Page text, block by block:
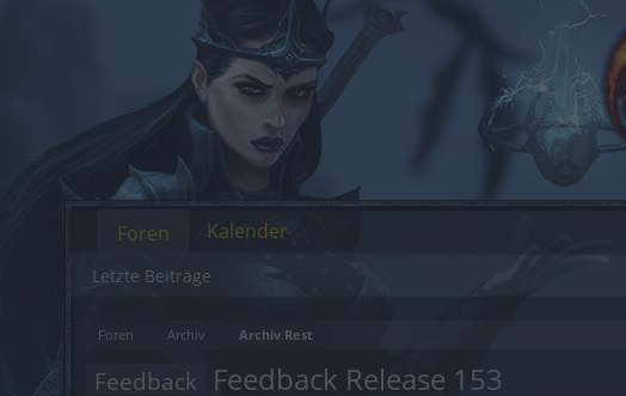
Foren Archiv Archiv Rest
Feedback Feedback Release 153
Foren
Letzte Beiträge
Kalender